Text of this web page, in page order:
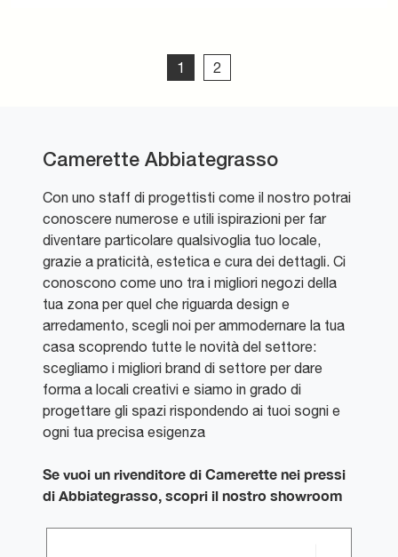
1 2
Camerette Abbiategrasso
Con uno staff di progettisti come il nostro potrai
conoscere numerose e utili ispirazioni per far
diventare particolare qualsivoglia tuo locale,
grazie a praticità, estetica e cura dei dettagli. Ci
conoscono come uno tra i migliori negozi della
tua zona per quel che riguarda design e
arredamento, scegli noi per ammodernare la tua
casa scoprendo tutte le novità del settore:
scegliamo i migliori brand di settore per dare
forma a locali creativi e siamo in grado di
progettare gli spazi rispondendo ai tuoi sogni e
ogni tua precisa esigenza
Se vuoi un rivenditore di Camerette nei pressi
di Abbiategrasso, scopri il nostro showroom